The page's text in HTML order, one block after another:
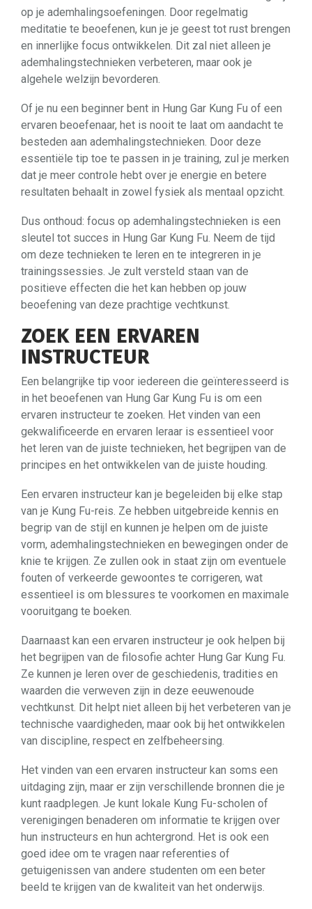
op je ademhalingsoefeningen. Door regelmatig
meditatie te beoefenen, kun je je geest tot rust brengen
en innerlijke focus ontwikkelen. Dit zal niet alleen je
ademhalingstechnieken verbeteren, maar ook je
algehele welzijn bevorderen.
Of je nu een beginner bent in Hung Gar Kung Fu of een
ervaren beoefenaar, het is nooit te laat om aandacht te
besteden aan ademhalingstechnieken. Door deze
essentiële tip toe te passen in je training, zul je merken
dat je meer controle hebt over je energie en betere
resultaten behaalt in zowel fysiek als mentaal opzicht.
Dus onthoud: focus op ademhalingstechnieken is een
sleutel tot succes in Hung Gar Kung Fu. Neem de tijd
om deze technieken te leren en te integreren in je
trainingssessies. Je zult versteld staan van de
positieve effecten die het kan hebben op jouw
beoefening van deze prachtige vechtkunst.
ZOEK EEN ERVAREN
INSTRUCTEUR
Een belangrijke tip voor iedereen die geïnteresseerd is
in het beoefenen van Hung Gar Kung Fu is om een
ervaren instructeur te zoeken. Het vinden van een
gekwalificeerde en ervaren leraar is essentieel voor
het leren van de juiste technieken, het begrijpen van de
principes en het ontwikkelen van de juiste houding.
Een ervaren instructeur kan je begeleiden bij elke stap
van je Kung Fu-reis. Ze hebben uitgebreide kennis en
begrip van de stijl en kunnen je helpen om de juiste
vorm, ademhalingstechnieken en bewegingen onder de
knie te krijgen. Ze zullen ook in staat zijn om eventuele
fouten of verkeerde gewoontes te corrigeren, wat
essentieel is om blessures te voorkomen en maximale
vooruitgang te boeken.
Daarnaast kan een ervaren instructeur je ook helpen bij
het begrijpen van de filosofie achter Hung Gar Kung Fu.
Ze kunnen je leren over de geschiedenis, tradities en
waarden die verweven zijn in deze eeuwenoude
vechtkunst. Dit helpt niet alleen bij het verbeteren van je
technische vaardigheden, maar ook bij het ontwikkelen
van discipline, respect en zelfbeheersing.
Het vinden van een ervaren instructeur kan soms een
uitdaging zijn, maar er zijn verschillende bronnen die je
kunt raadplegen. Je kunt lokale Kung Fu-scholen of
verenigingen benaderen om informatie te krijgen over
hun instructeurs en hun achtergrond. Het is ook een
goed idee om te vragen naar referenties of
getuigenissen van andere studenten om een beter
beeld te krijgen van de kwaliteit van het onderwijs.